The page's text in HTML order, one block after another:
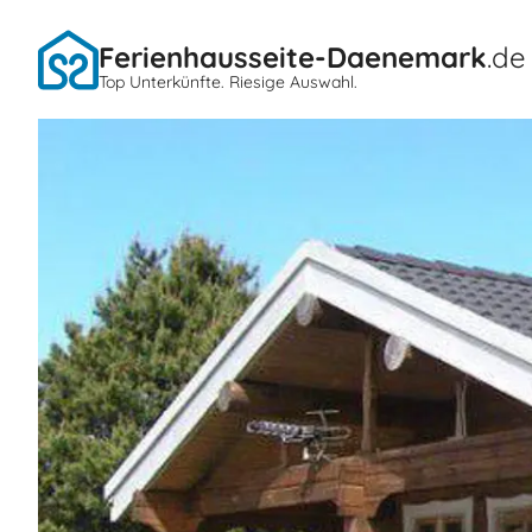
Ferienhausseite-Daenemark.de
Top Unterkünfte. Riesige Auswahl.